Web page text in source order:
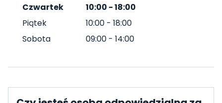
Czwartek
10:00 -18:00
Piątek
10:00 - 18:00
Sobota
09:00 - 14:00